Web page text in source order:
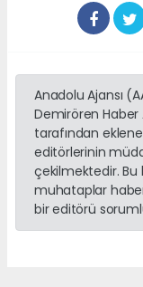
Anadolu Ajansı
Demirören Haber
tarafından
editörlerinin
çekilmektedir. Bu
muhataplar
bir editörü